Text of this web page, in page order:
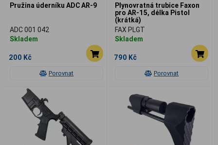
Porovnat
Pružina úderníku ADC AR-9
ADC 001 042
Skladem
200 Kč
Porovnat
Plynovratná trubice Faxon
pro AR-15, délka Pistol
(krátká)
FAX PLGT
Skladem
790 Kč